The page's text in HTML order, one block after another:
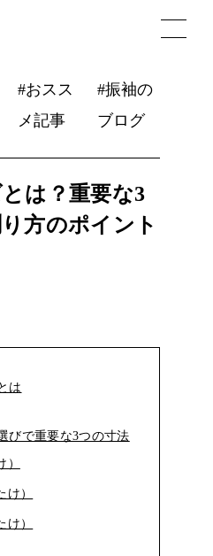
#おスス
メ記事
#振袖の
ブログ
は？重要な3
方のポイント
は
で重要な3つの寸法
）
）